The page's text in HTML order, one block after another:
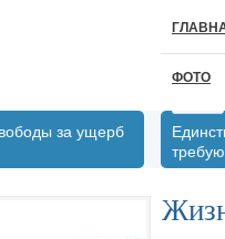
ФОТО
за ущерб